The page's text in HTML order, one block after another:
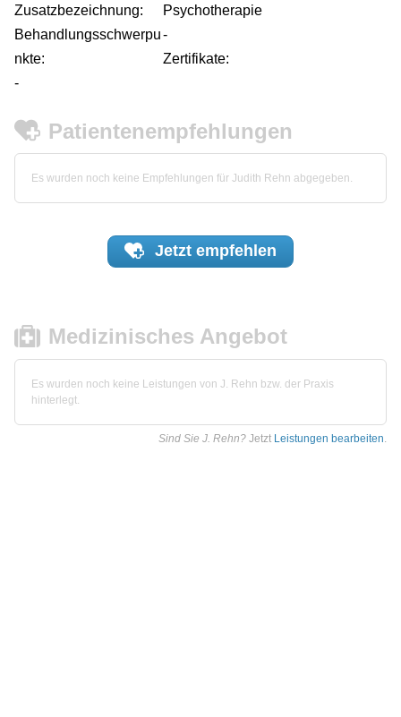
Zusatzbezeichnung:
Psychotherapie
Behandlungsschwerpu
nkte:
-
Zertifikate:
-
Patientenempfehlungen
Es wurden noch keine Empfehlungen für Judith Rehn abgegeben.
Jetzt empfehlen
Medizinisches Angebot
Es wurden noch keine Leistungen von J. Rehn bzw. der Praxis
hinterlegt.
Sind Sie J. Rehn? Jetzt Leistungen bearbeiten.